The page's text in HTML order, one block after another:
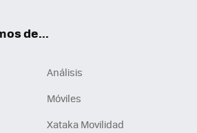
de...
Análisis
Móviles
Xataka Movilidad